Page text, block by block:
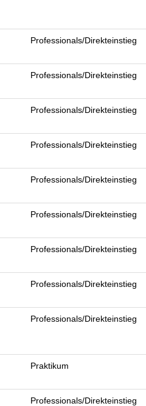
Professionals/Direkteinstieg
Professionals/Direkteinstieg
Professionals/Direkteinstieg
Professionals/Direkteinstieg
Professionals/Direkteinstieg
Professionals/Direkteinstieg
Professionals/Direkteinstieg
Professionals/Direkteinstieg
Professionals/Direkteinstieg
Praktikum
Professionals/Direkteinstieg